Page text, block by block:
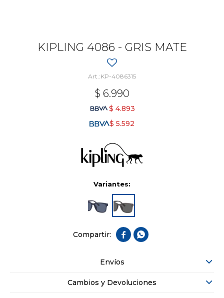
KIPLING 4086 - GRIS MATE
KP-4086315
$ 6.990
$ 4.893
$ 5.592
Variantes:
 
Envíos
Cambios y Devoluciones